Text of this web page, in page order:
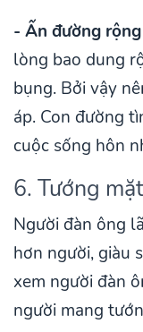
- Ấn đường
lòng bao dung
bụng. Bởi vậy
áp. Con đường
cuộc sống hôn
6. Tướng
Người đàn ông
hơn người, giàu
xem người đàn
người mang